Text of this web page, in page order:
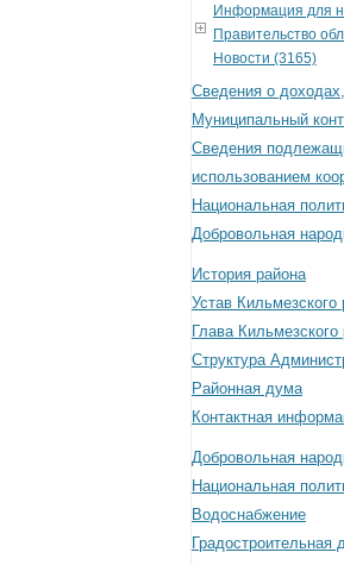
Информация для
Правительство
Новости (3165)
Сведения о
Муниципальный
Сведения
использованием
Национальная
Добровольная
История района
Устав Кильмезского
Глава Кильмезского
Структура
Районная дума
Контактная
Добровольная
Национальная
Водоснабжение
Градостроительная